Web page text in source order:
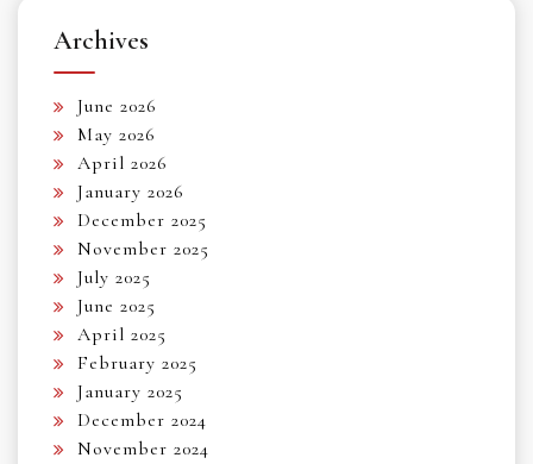
Archives
June 2026
May 2026
April 2026
January 2026
December 2025
November 2025
July 2025
June 2025
April 2025
February 2025
January 2025
December 2024
November 2024